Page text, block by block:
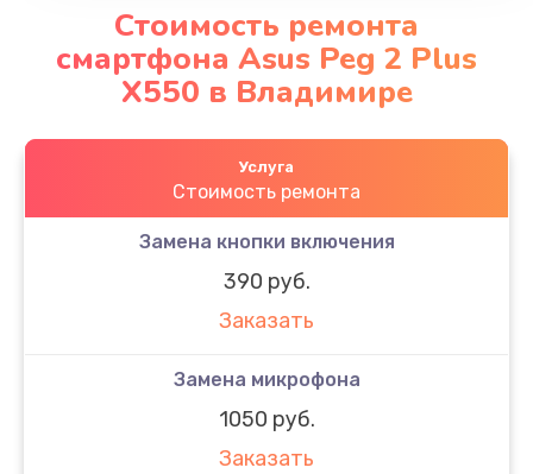
Стоимость ремонта
смартфона Asus Peg 2 Plus
X550 в Владимире
Услуга
Стоимость ремонта
Замена кнопки включения
390 руб.
Заказать
Замена микрофона
1050 руб.
Заказать